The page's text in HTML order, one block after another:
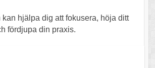
kan hjälpa dig att fokusera, höja ditt
fördjupa din praxis.